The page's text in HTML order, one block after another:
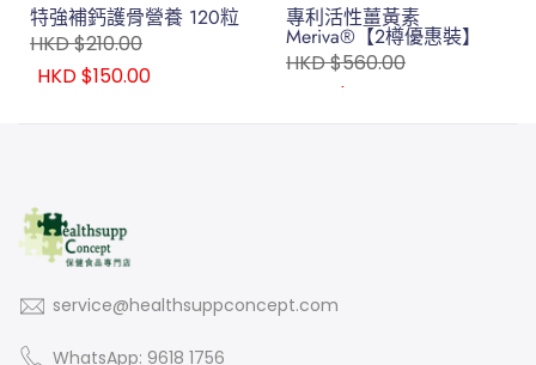
特強補鈣護骨營養 120粒
HKD $210.00
HKD $150.00
專利活性薑黃素
Meriva®【2樽優惠裝】
HKD $560.00
HKD $380.00
service@healthsuppconcept.com
WhatsApp: 9618 1756